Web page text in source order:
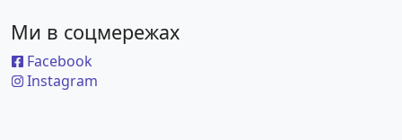
Ми в соцмережах
Facebook
Instagram